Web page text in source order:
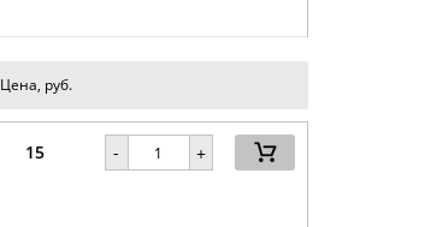
Цена, руб.
15 - +